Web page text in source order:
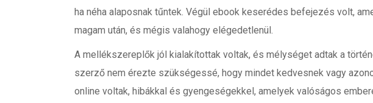
ha néha alaposnak tűntek. Végül ebook keserédes befejezés volt,
magam után, és mégis valahogy elégedetlenül.
A mellékszereplők jól kialakítottak voltak, és mélységet adtak a
szerző nem érezte szükségessé, hogy mindet kedvesnek vagy
online voltak, hibákkal és gyengeségekkel, amelyek valóságos